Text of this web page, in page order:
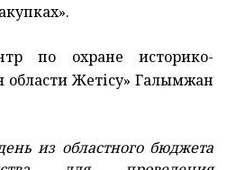
по охране историко-
области Жетісу» Галымжан
из областного бюджета